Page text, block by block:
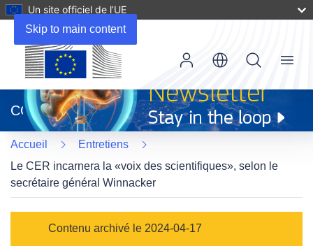
Skip to main content
Un site officiel de l’UE
dans
une
nouvelle
fenêtre)
CORDIS
Menu
Accueil
Entretiens
Le CER incarnera la «voix des scientifiques», selon le
secrétaire général Winnacker
Category
Contenu archivé le 2024-04-17